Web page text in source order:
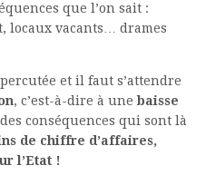
que l’on sait :
locaux vacants… drames
et il faut s’attendre
, c’est-à-dire à unebaisse
conséquences qui sont là
de chiffre d’affaires,
l’Etat !